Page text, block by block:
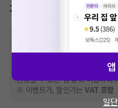
가격표
추가비용
격입니다. (진료와 연관된 복합적
산정될 수 있는 점 참고 바랍니다.)
※ 이벤트가, 할인가는VAT 포함
일